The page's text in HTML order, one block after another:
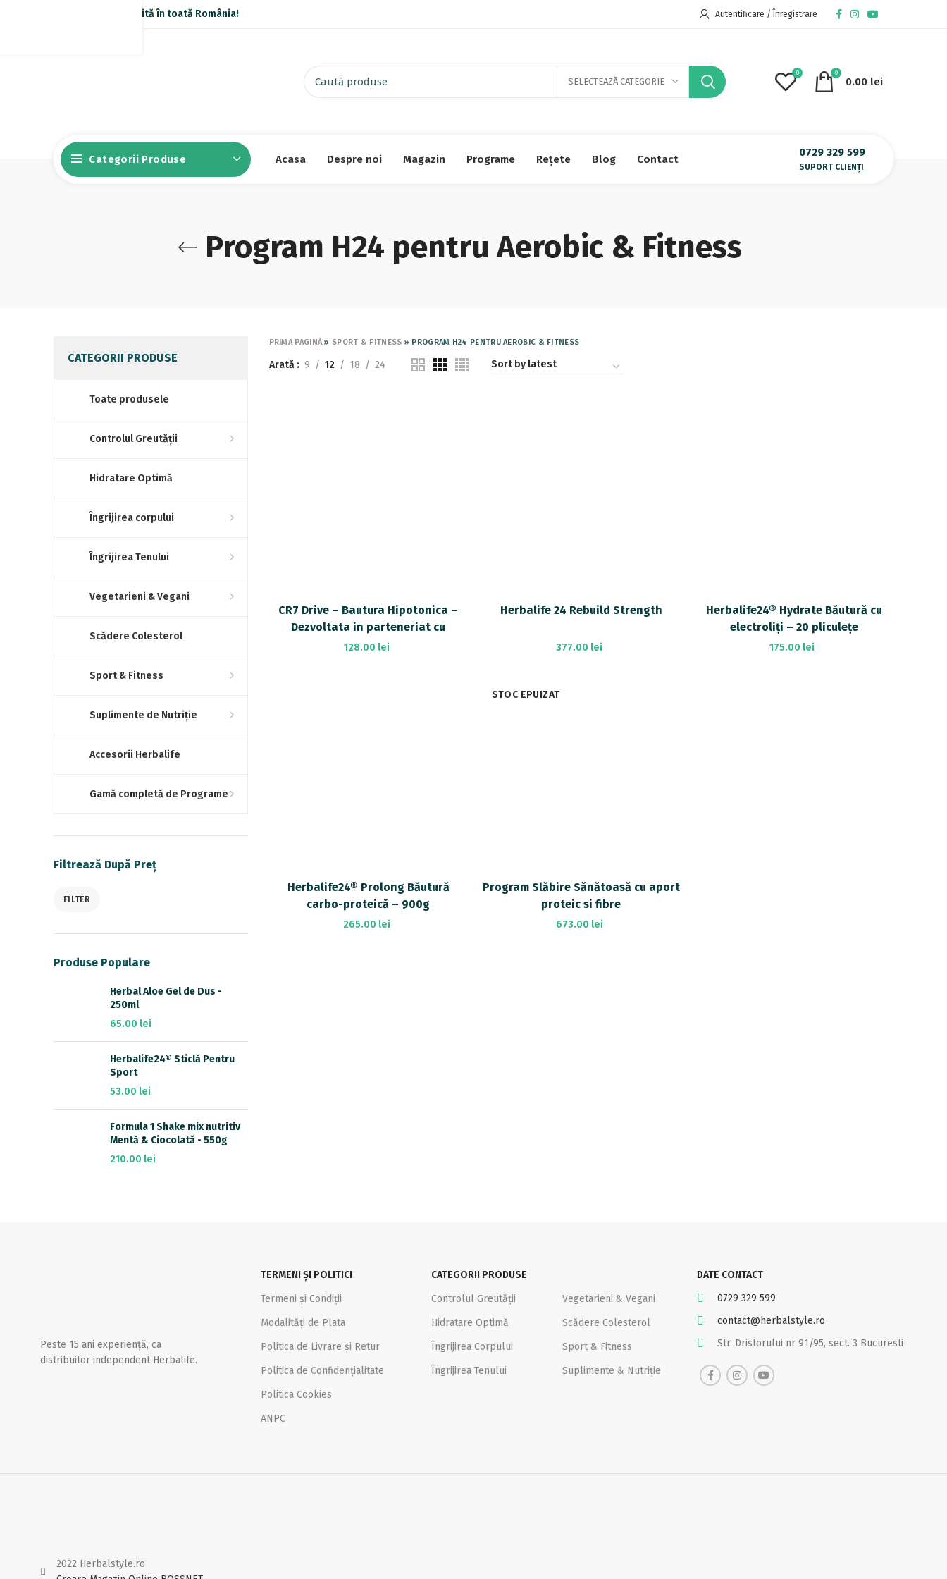
Livrare gratuită în toată România! Autentificare / Înregistrare
SELECTEAZĂ CATEGORIE
0 0
0.00 lei
Categorii Produse Acasa Despre noi Magazin Programe Rețete Blog Contact
0729 329 599
SUPORT CLIENȚI
Program H24 pentru Aerobic & Fitness
CATEGORII PRODUSE
Toate produsele
Controlul Greutății
Hidratare Optimă
Îngrijirea corpului
Îngrijirea Tenului
Vegetarieni & Vegani
Scădere Colesterol
Sport & Fitness
Suplimente de Nutriție
Accesorii Herbalife
Gamă completă de Programe
Filtrează După Preț
FILTER
Produse Populare
Herbal Aloe Gel de Dus -
250ml
65.00 lei
Herbalife24® Sticlă Pentru
Sport
53.00 lei
Formula 1 Shake mix nutritiv
Mentă & Ciocolată - 550g
210.00 lei
PRIMA PAGINĂ» SPORT & FITNESS » PROGRAM H24 PENTRU AEROBIC & FITNESS
Arată 9 12 18 24
CR7 Drive – Bautura Hipotonica –
Dezvoltata in parteneriat cu
Cristiano Ronaldo
128.00 lei
Herbalife 24 Rebuild Strength
377.00 lei
Herbalife24® Hydrate Băutură cu
electroliți – 20 pliculețe
175.00 lei
Herbalife24® Prolong Băutură
carbo-proteică – 900g
265.00 lei
STOC EPUIZAT
Program Slăbire Sănătoasă cu aport
proteic si fibre
673.00 lei
Peste 15 ani experiență, ca
distribuitor independent Herbalife.
TERMENI ȘI POLITICI
Termeni și Condiții
Modalități de Plata
Politica de Livrare și Retur
Politica de Confidențialitate
Politica Cookies
ANPC
CATEGORII PRODUSE
Controlul Greutății
Hidratare Optimă
Îngrijirea Corpului
Îngrijirea Tenului
Vegetarieni & Vegani
Scădere Colesterol
Sport & Fitness
Suplimente & Nutriție
DATE CONTACT
0729 329 599
contact@herbalstyle.ro
Str. Dristorului nr 91/95, sect. 3 Bucuresti
2022 Herbalstyle.ro